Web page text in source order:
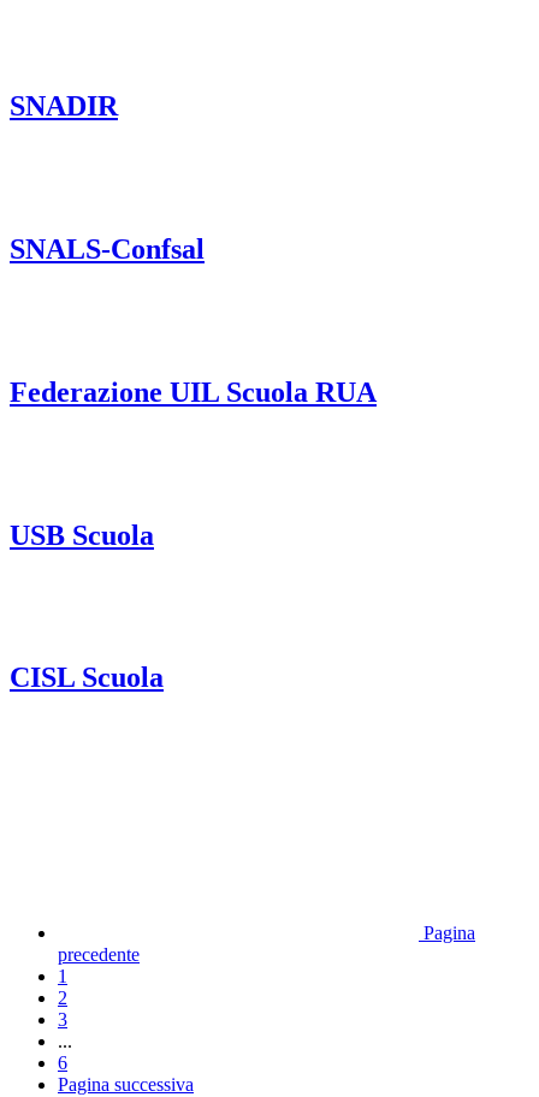
SNADIR
SNALS-Confsal
Federazione UIL Scuola RUA
USB Scuola
CISL Scuola
Pagina
precedente
1
2
3
...
6
Pagina successiva